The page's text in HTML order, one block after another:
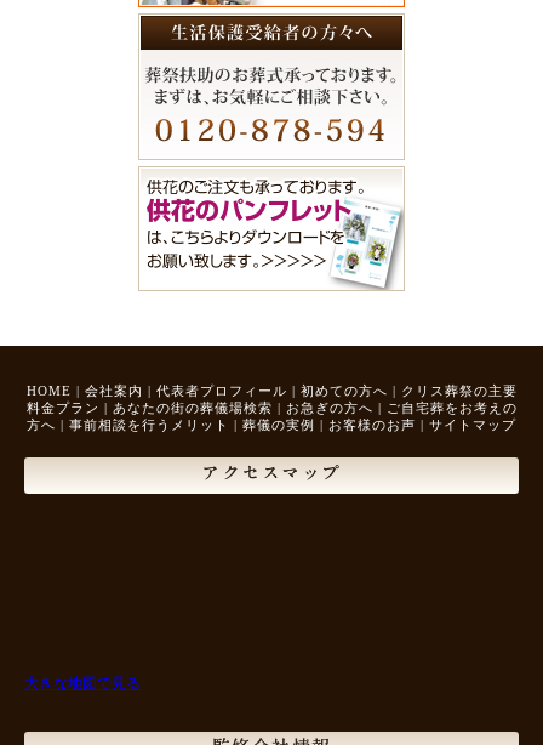
HOME | 会社案内 | 代表者プロフィール | 初めての方へ | クリス葬祭の主要
料金プラン | あなたの街の葬儀場検索 | お急ぎの方へ | ご自宅葬をお考えの
方へ | 事前相談を行うメリット | 葬儀の実例 | お客様のお声 | サイトマップ
アクセスマップ
大きな地図で見る